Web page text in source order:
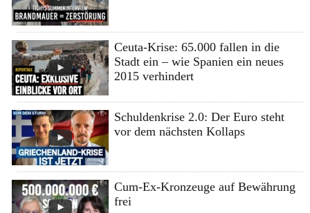
Ceuta-Krise: 65.000 fallen in die
Stadt ein – wie Spanien ein neues
2015 verhindert
Schuldenkrise 2.0: Der Euro steht
vor dem nächsten Kollaps
Cum-Ex-Kronzeuge auf Bewährung
frei